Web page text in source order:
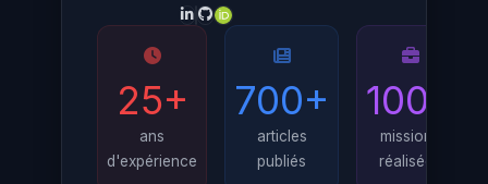
25+
ans
d'expérience
700+
articles
publiés
100+
missions
réalisées